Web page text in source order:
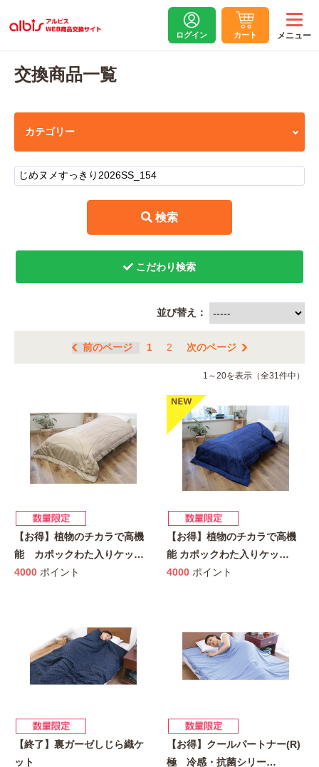
ログイン カート
交換商品一覧
 検索
並び替え：
前のページ 1 2 次のページ
1～20を表示（全31件中）
【お得】植物のチカラで高機
能 カポックわた入りケッ…
4000 ポイント
【お得】植物のチカラで高機
能 カポックわた入りケッ…
4000 ポイント
【終了】裏ガーゼしじら織ケ
ット
【お得】クールパートナー(R)
極 冷感・抗菌シリー…